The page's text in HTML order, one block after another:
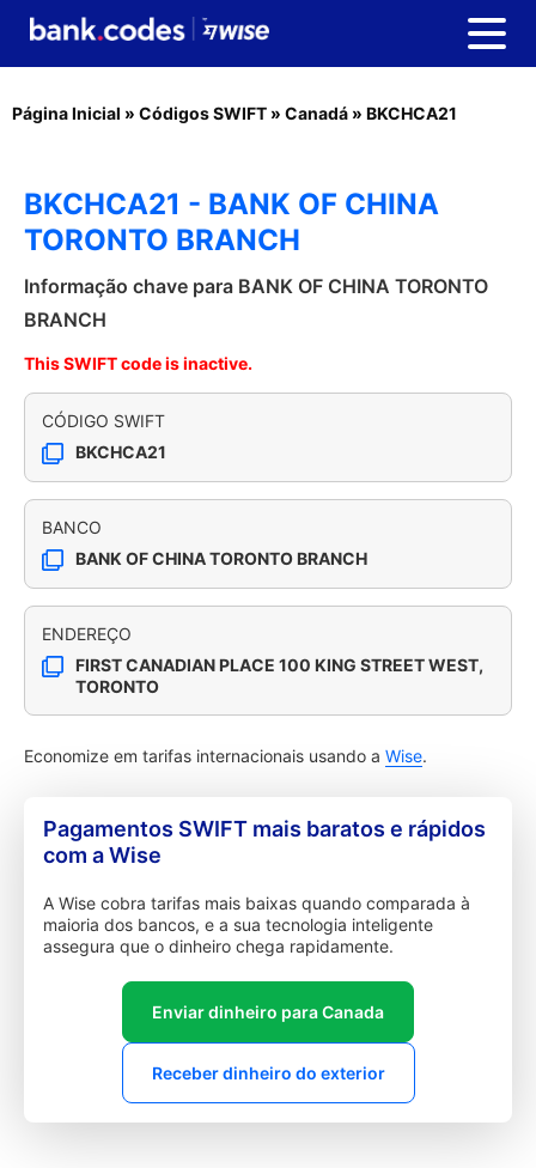
Página Inicial » Códigos SWIFT » Canadá » BKCHCA21
BKCHCA21 - BANK OF CHINA
TORONTO BRANCH
Informação chave para BANK OF CHINA TORONTO
BRANCH
This SWIFT code is inactive.
CÓDIGO SWIFT
BKCHCA21
BANCO
BANK OF CHINA TORONTO BRANCH
ENDEREÇO
FIRST CANADIAN PLACE 100 KING STREET WEST,
TORONTO
Economize em tarifas internacionais usando a Wise.
Pagamentos SWIFT mais baratos e rápidos
com a Wise
A Wise cobra tarifas mais baixas quando comparada à
maioria dos bancos, e a sua tecnologia inteligente
assegura que o dinheiro chega rapidamente.
Enviar dinheiro para Canada
Receber dinheiro do exterior